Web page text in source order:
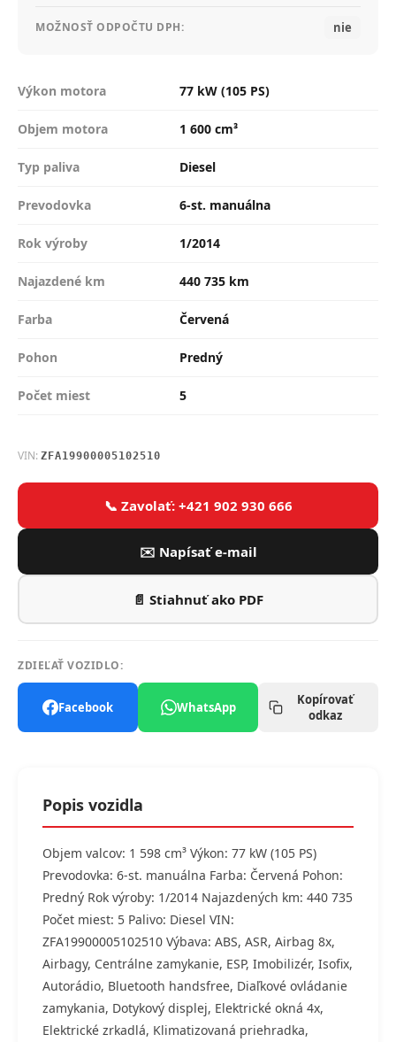
MOŽNOSŤ ODPOČTU DPH: nie
Výkon motora 77 kW (105 PS)
Objem motora 1 600 cm³
Typ paliva Diesel
Prevodovka 6-st. manuálna
Rok výroby 1/2014
Najazdené km 440 735 km
Farba Červená
Pohon Predný
Počet miest 5
VIN: ZFA19900005102510
📞 Zavolať: +421 902 930 666
✉️ Napísať e-mail
📄 Stiahnuť ako PDF
ZDIEĽAŤ VOZIDLO:
Facebook WhatsApp
Kopírovať
odkaz
Popis vozidla
Objem valcov: 1 598 cm³ Výkon: 77 kW (105 PS)
Prevodovka: 6-st. manuálna Farba: Červená Pohon:
Predný Rok výroby: 1/2014 Najazdených km: 440 735
Počet miest: 5 Palivo: Diesel VIN:
ZFA19900005102510 Výbava: ABS, ASR, Airbag 8x,
Airbagy, Centrálne zamykanie, ESP, Imobilizér, Isofix,
Autorádio, Bluetooth handsfree, Diaľkové ovládanie
zamykania, Dotykový displej, Elektrické okná 4x,
Elektrické zrkadlá, Klimatizovaná priehradka,